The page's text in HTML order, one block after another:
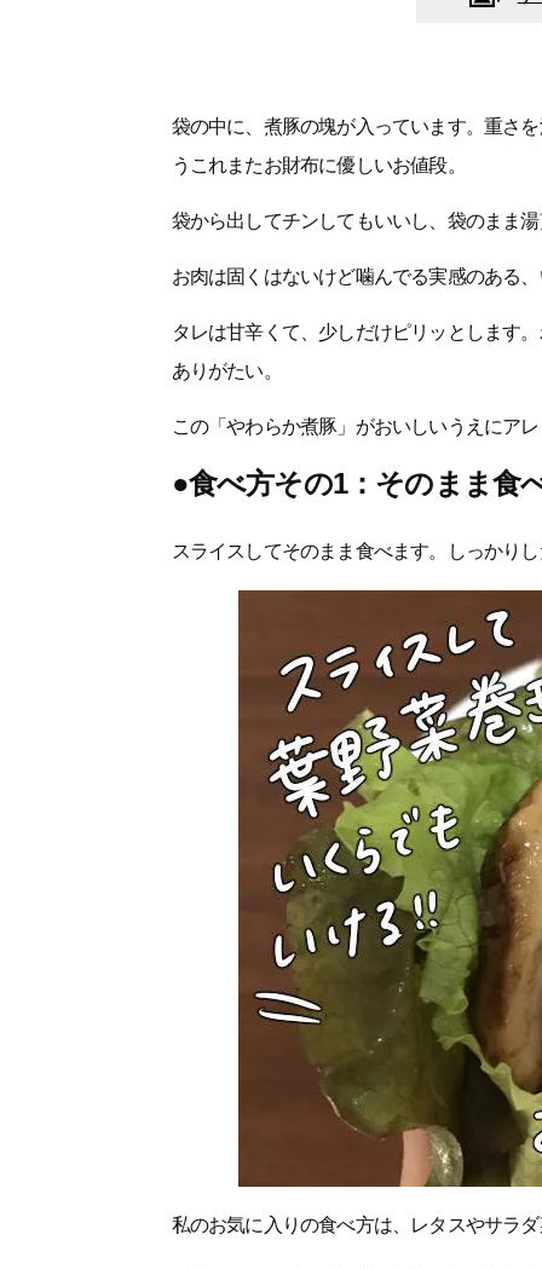
袋の中に、煮豚の塊が入っています。重さ
うこれまたお財布に優しいお値段。
袋から出してチンしてもいいし、袋のまま
お肉は固くはないけど噛んでる実感のある
タレは甘辛くて、少しだけピリッとします
ありがたい。
この「やわらか煮豚」がおいしいうえにア
●食べ方その1：そのまま食
スライスしてそのまま食べます。しっかり
私のお気に入りの食べ方は、レタスやサラ